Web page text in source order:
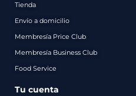
Tienda
Envío a domicilio
Membresía Price Club
Membresía Business Club
Food Service
Tu cuenta